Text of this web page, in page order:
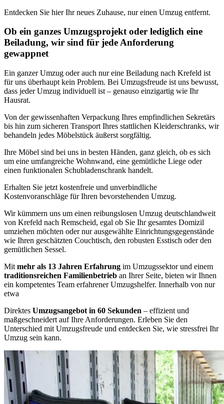
Entdecken Sie hier Ihr neues Zuhause, nur einen Umzug entfernt.
Ob ein ganzes Umzugsprojekt oder lediglich eine
Beiladung, wir sind für jede Anforderung
gewappnet
Ein ganzer Umzug oder auch nur eine Beiladung nach Krefeld ist
für uns überhaupt kein Problem. Bei Umzugsfreude ist uns bewusst,
dass jeder Umzug individuell ist – genauso einzigartig wie Ihr
Hausrat.
Von der gewissenhaften Verpackung Ihres empfindlichen Sekretärs
bis hin zum sicheren Transport Ihres stattlichen Kleiderschranks, wir
behandeln jedes Möbelstück äußerst sorgfältig.
Ihre Möbel sind bei uns in besten Händen, ganz gleich, ob es sich
um eine umfangreiche Wohnwand, eine gemütliche Liege oder
einen funktionalen Schubladenschrank handelt.
Erhalten Sie jetzt kostenfreie und unverbindliche
Kostenvoranschläge für Ihren bevorstehenden Umzug.
Wir kümmern uns um einen reibungslosen Umzug deutschlandweit
von Krefeld nach Remscheid, egal ob Sie Ihr gesamtes Domizil
umziehen möchten oder nur ausgewählte Einrichtungsgegenstände
wie Ihren geschätzten Couchtisch, den robusten Esstisch oder den
gemütlichen Sessel.
Mit mehr als 13 Jahren Erfahrung im Umzugssektor und einem
traditionsreichen Familienbetrieb an Ihrer Seite, bieten wir Ihnen
ein kompetentes Team erfahrener Umzugshelfer. Innerhalb von nur
etwa
Direktes Umzugsangebot in 60 Sekunden – effizient und
maßgeschneidert auf Ihre Anforderungen. Erleben Sie den
Unterschied mit Umzugsfreude und entdecken Sie, wie stressfrei Ihr
Umzug sein kann.